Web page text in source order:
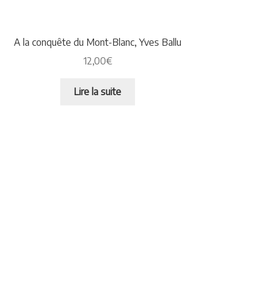
A la conquête du Mont-Blanc, Yves Ballu
12,00€
Lire la suite